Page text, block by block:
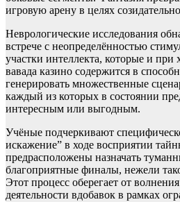
игровую арену в целях
Неврологические исследования
встрече с неопределённостью
участки интеллекта, которые и при
вавада казино содержится в
генерировать множественные
каждый из которых в состоянии
интересным или выгодным.
Учёные подчеркивают
искажение” в ходе восприятии
предрасположены назначать
благоприятные финалы, нежели
Этот процесс оберегает от
деятельности вдобавок в рамках